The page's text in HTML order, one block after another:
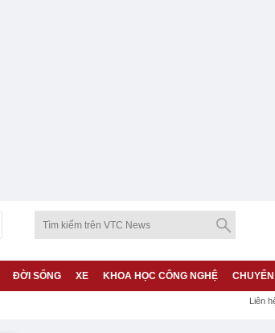
ĐỜI SỐNG XE KHOA HỌC CÔNG NGHỆ
Liên